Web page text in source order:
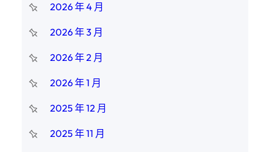
2026 年 4 月
2026 年 3 月
2026 年 2 月
2026 年 1 月
2025 年 12 月
2025 年 11 月